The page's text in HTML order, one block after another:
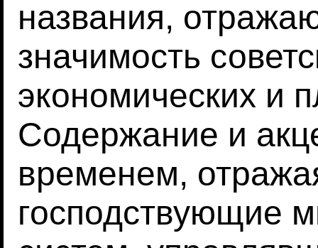
названия,
значимость
экономических и
Содержание и
временем,
господствующие